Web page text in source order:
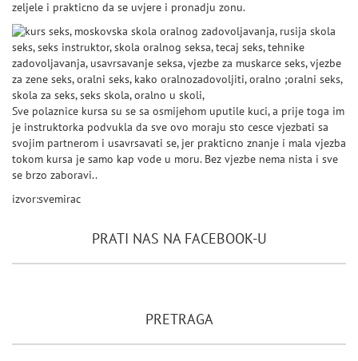
zeljele i prakticno da se uvjere i pronadju zonu.
Sve polaznice kursa su se sa osmijehom uputile kuci, a prije toga im
je instruktorka podvukla da sve ovo moraju sto cesce vjezbati sa
svojim partnerom i usavrsavati se, jer prakticno znanje i mala vjezba
tokom kursa je samo kap vode u moru. Bez vjezbe nema nista i sve
se brzo zaboravi..
izvor:svemirac
PRATI NAS NA FACEBOOK-U
PRETRAGA